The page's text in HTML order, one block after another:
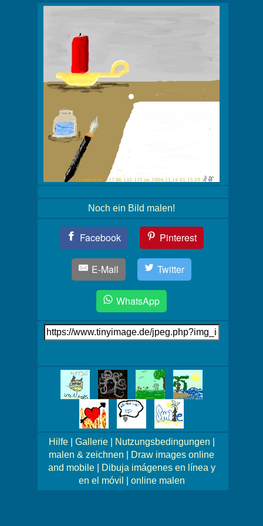
Noch ein Bild malen!
Facebook Pinterest
E-Mail Twitter
WhatsApp
Link
auf's
Bilder!
Hilfe| Gallerie| Nutzungsbedingungen
malen & zeichnen
Draw images online
and mobile|
Dibuja imágenes en línea y
en el móvil
online malen